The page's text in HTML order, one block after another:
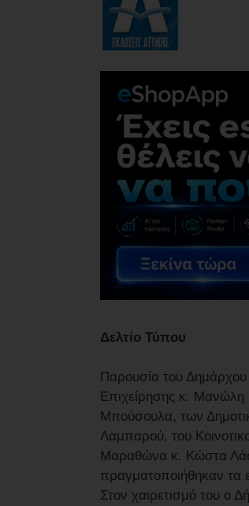
Δελτίο Τύπου
Παρουσία του
Επιχείρησης κ. Μανώλη
Μπούσουλα, των
Λαμπαρού, του
Μαραθώνα κ. Κώστα
πραγματοποιήθηκαν τα
Στον χαιρετισμό του ο